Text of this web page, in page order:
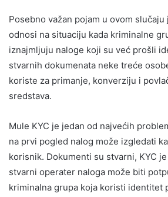
Posebno važan pojam u ovom slučaju
odnosi na situaciju kada kriminalne
iznajmljuju naloge koji su već prošli
stvarnih dokumenata neke treće
koriste za primanje, konverziju i
sredstava.
Mule KYC je jedan od najvećih
na prvi pogled nalog može izgledati
korisnik. Dokumenti su stvarni, KYC
stvarni operater naloga može biti
kriminalna grupa koja koristi identitet